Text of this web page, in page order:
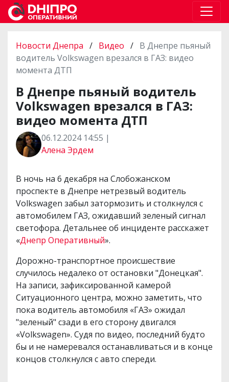
Новости Днепра / Видео / В Днепре пьяный
водитель Volkswagen врезался в ГАЗ: видео
момента ДТП
В Днепре пьяный водитель
Volkswagen врезался в ГАЗ:
видео момента ДТП
06.12.2024 14:55 |
Алена Эрдем
В ночь на 6 декабря на Слобожанском
проспекте в Днепре нетрезвый водитель
Volkswagen забыл затормозить и столкнулся с
автомобилем ГАЗ, ожидавший зеленый сигнал
светофора. Детальнее об инциденте расскажет
«Днепр Оперативный».
Дорожно-транспортное происшествие
случилось недалеко от остановки "Донецкая".
На записи, зафиксированной камерой
Ситуационного центра, можно заметить, что
пока водитель автомобиля «ГАЗ» ожидал
"зеленый" сзади в его сторону двигался
«Volkswagen». Судя по видео, последний будто
бы и не намеревался останавливаться и в конце
концов столкнулся с авто спереди.